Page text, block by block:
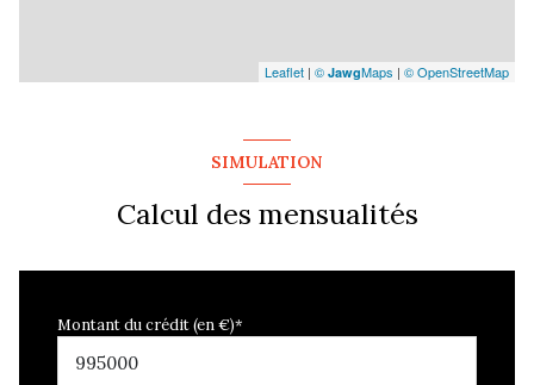
Leaflet | © JawgMaps | © OpenStreetMap
SIMULATION
Calcul des mensualités
Montant du crédit (en €)*